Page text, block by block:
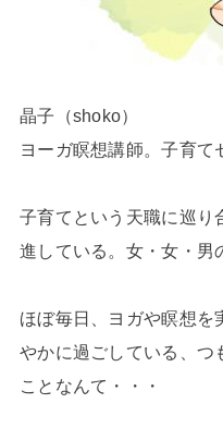
晶子（shoko）
ヨーガ瞑想講師。子育て
子育てという天職に巡り
進している。女・女・男
ほぼ毎日、ヨガや瞑想を
やかに過ごしている、つ
ことなんて・・・